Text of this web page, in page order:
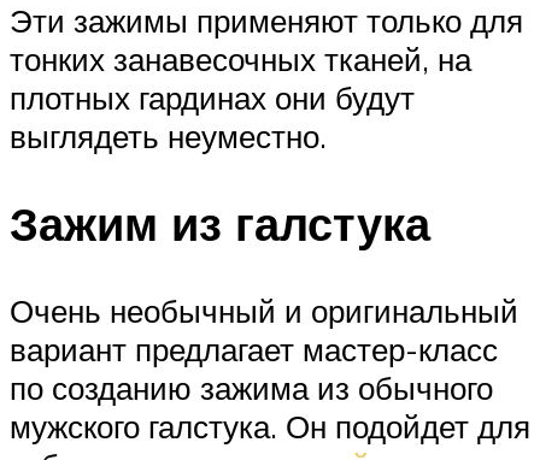
Эти зажимы применяют только для
тонких занавесочных тканей, на
плотных гардинах они будут
выглядеть неуместно.
Зажим из галстука
Очень необычный и оригинальный
вариант предлагает мастер-класс
по созданию зажима из обычного
мужского галстука. Он подойдет для